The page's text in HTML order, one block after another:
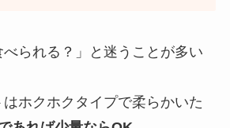
べられる？」と迷うことが多い
ホクホクタイプで柔らかいた